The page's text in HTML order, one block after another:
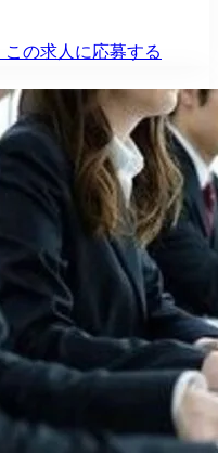
この求人に応募する